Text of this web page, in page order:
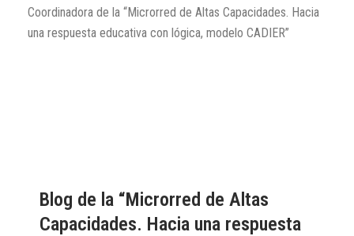
Coordinadora de la “Microrred de Altas Capacidades. Hacia
una respuesta educativa con lógica, modelo CADIER”
Blog de la “Microrred de Altas
Capacidades. Hacia una respuesta